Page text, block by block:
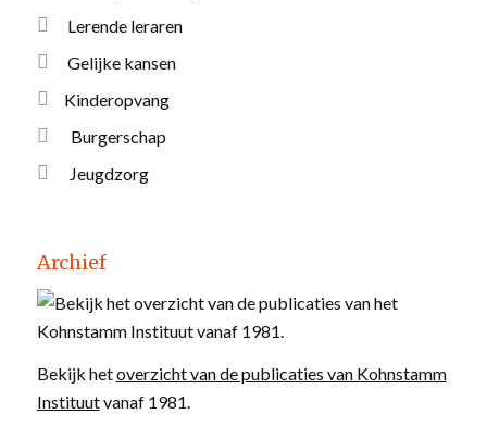
Lerende leraren
Gelijke kansen
Kinderopvang
Burgerschap
Jeugdzorg
Archief
Bekijk hetoverzicht van de publicaties van Kohnstamm
Instituutvanaf 1981.